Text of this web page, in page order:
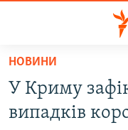
Перейти
основного
матеріалу
ВОДА.КРИМ
НОВИНИ
У Криму
випадків